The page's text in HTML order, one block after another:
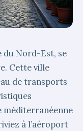
du Nord-Est, se
Cette ville
de transports
méditerranéenne
à l’aéroport